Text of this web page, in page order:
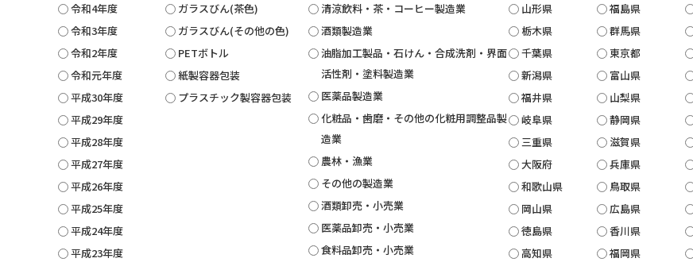
令和4年度
令和3年度
令和2年度
令和元年度
平成30年度
平成29年度
平成28年度
平成27年度
平成26年度
平成25年度
平成24年度
平成23年度
ガラスびん(茶色)
ガラスびん(その他の色)
PETボトル
紙製容器包装
プラスチック製容器包装
清涼飲料・茶・コーヒー製造業
酒類製造業
油脂加工製品・石けん・合成洗剤・界面
活性剤・塗料製造業
医薬品製造業
化粧品・歯磨・その他の化粧用調整品製
造業
農林・漁業
その他の製造業
酒類卸売・小売業
医薬品卸売・小売業
食料品卸売・小売業
山形県
福島県
栃木県
群馬県
千葉県
東京都
新潟県
富山県
福井県
山梨県
岐阜県
静岡県
三重県
滋賀県
大阪府
兵庫県
和歌山県
鳥取県
岡山県
広島県
徳島県
香川県
高知県
福岡県